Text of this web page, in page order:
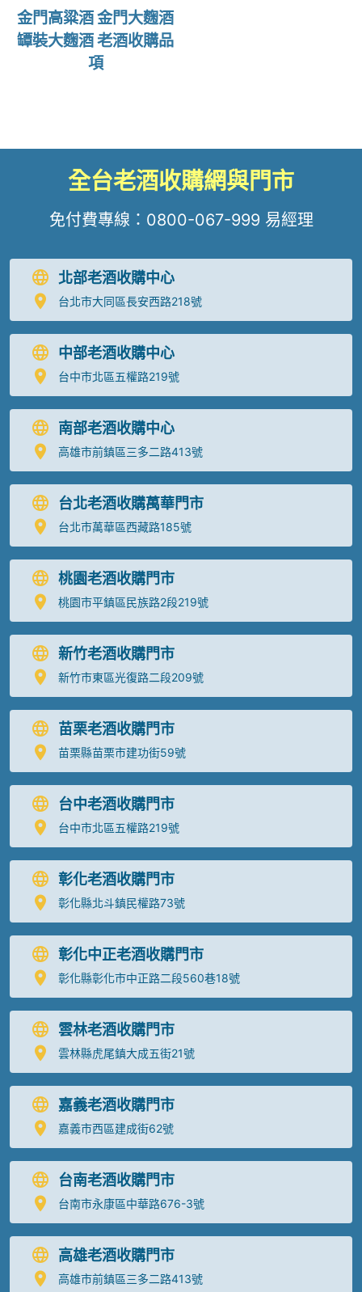
金門高粱酒 金門大麴酒
罈裝大麴酒 老酒收購品
項
全台老酒收購網與門市
免付費專線： 0800-067-999易經理
北部老酒收購中心
台北市大同區長安西路218號
中部老酒收購中心
台中市北區五權路219號
南部老酒收購中心
高雄市前鎮區三多二路413號
台北老酒收購萬華門市
台北市萬華區西藏路185號
桃園老酒收購門市
桃園市平鎮區民族路2段219號
新竹老酒收購門市
新竹市東區光復路二段209號
苗栗老酒收購門市
苗栗縣苗栗市建功街59號
台中老酒收購門市
台中市北區五權路219號
彰化老酒收購門市
彰化縣北斗鎮民權路73號
彰化中正老酒收購門市
彰化縣彰化市中正路二段560巷18號
雲林老酒收購門市
雲林縣虎尾鎮大成五街21號
嘉義老酒收購門市
嘉義市西區建成街62號
台南老酒收購門市
台南市永康區中華路676-3號
高雄老酒收購門市
高雄市前鎮區三多二路413號